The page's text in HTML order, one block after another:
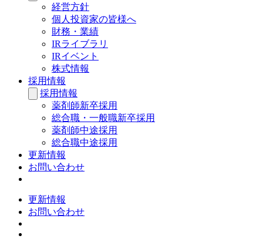
経営方針
個人投資家の皆様へ
財務・業績
IRライブラリ
IRイベント
株式情報
採用情報
採用情報
薬剤師新卒採用
総合職・一般職新卒採用
薬剤師中途採用
総合職中途採用
更新情報
お問い合わせ
更新情報
お問い合わせ